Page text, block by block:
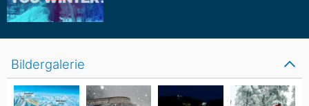
Bildergalerie